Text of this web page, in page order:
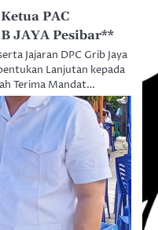
PAC
JAYA Pesibar**
Jajaran DPC Grib Jaya
Lanjutan kepada
Terima Mandat…